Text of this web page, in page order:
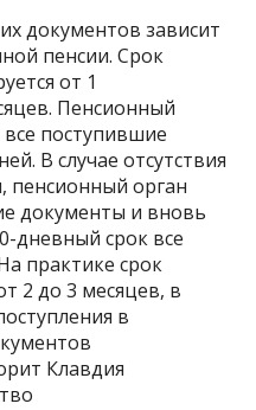
документов зависит
пенсии. Срок
от 1
Пенсионный
поступившие
В случае отсутствия
пенсионный орган
документы и вновь
дневный срок все
практике срок
2 до 3 месяцев, в
в
Клавдия